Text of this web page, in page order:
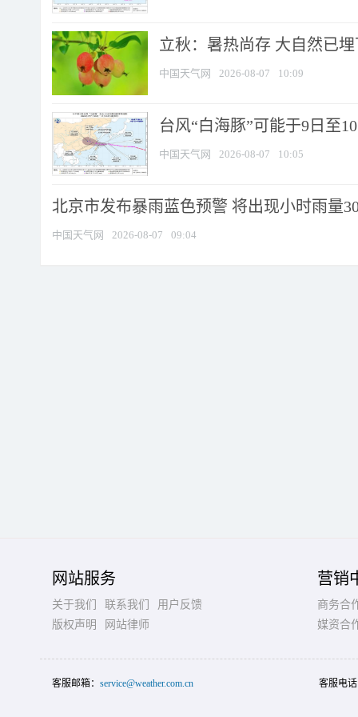
立秋：暑热尚存 大自然已
中国天气网 2026-08-07 10:09
台风“白海豚”可能于9日至
中国天气网 2026-08-07 10:05
北京市发布暴雨蓝色预警 将出现小时雨量
中国天气网 2026-08-07 09:04
网站服务
关于我们 联系我们
用户反馈
版权声明
网站律师
营销
商务合
媒资合
客服邮箱： service@weather.com.cn 客服电